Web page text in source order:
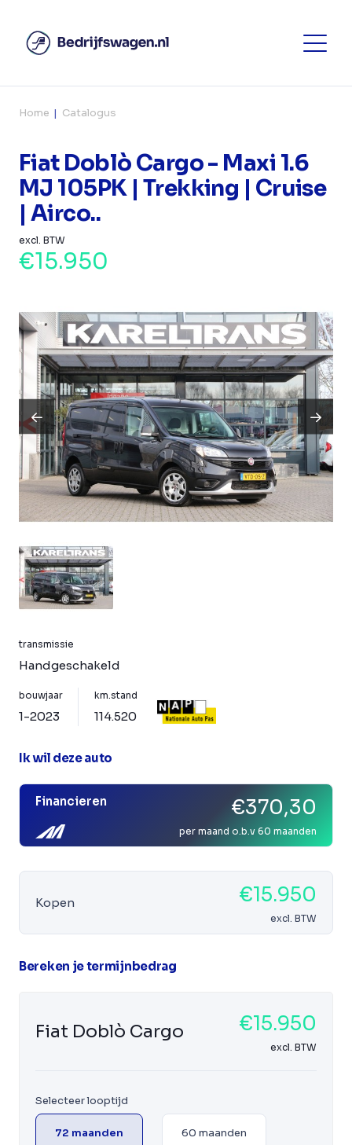
Home Catalogus
Fiat Doblò Cargo - Maxi 1.6
MJ 105PK | Trekking | Cruise
| Airco..
excl. BTW
€15.950
transmissie
Handgeschakeld
bouwjaar
1-2023
km.stand
114.520
Ik wil deze auto
Financieren €370,30
per maand o.b.v 60 maanden
Kopen €15.950
excl. BTW
Bereken je termijnbedrag
Fiat Doblò Cargo €15.950
excl. BTW
Selecteer looptijd
72 maanden 60 maanden